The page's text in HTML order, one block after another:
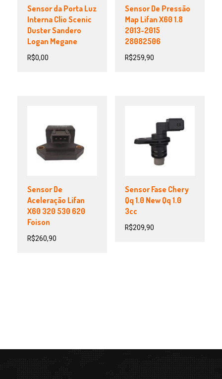
Sensor da Porta Luz
Interna Clio Scenic
Duster Sandero
Logan Megane
R$0,00
Sensor De Pressão
Map Lifan X60 1.8
2013-2015
28082506
R$259,90
Sensor De
Aceleração Lifan
X60 320 530 620
Foison
R$260,90
Sensor Fase Chery
Qq 1.0 New Qq 1.0
3cc
R$209,90